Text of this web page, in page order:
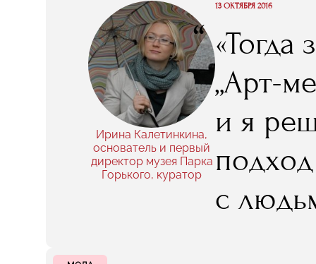
Ирина Калетинкина,
основатель и первый
директор музея Парка
Горького, куратор
“
13 ОКТЯБРЯ 2016
«Тогда
„Арт-
и я
с